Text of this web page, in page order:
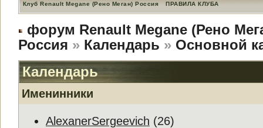
Клуб Renault Megane (Рено Меган) Россия ПРАВИЛА КЛУБА
форум Renault Megane (Рено
Россия » Календарь » Основной
Календарь
Именинники
AlexanerSergeevich (26)